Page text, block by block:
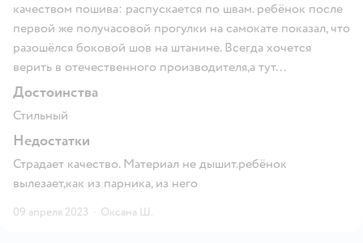
качеством пошива: распускается по швам. ребёнок после
первой же получасовой прогулки на самокате показал, что
разошёлся боковой шов на штанине. Всегда хочется
верить в отечественного производителя,а тут...
Достоинства
Стильный
Недостатки
Страдает качество. Материал не дышит.ребёнок
вылезает,как из парника, из него
09 апреля 2023 · Оксана Ш.